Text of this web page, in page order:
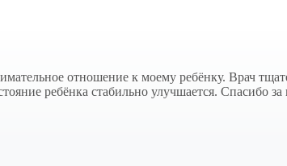
отношение к моему ребёнку. Врач
ребёнка стабильно улучшается. Спасибо